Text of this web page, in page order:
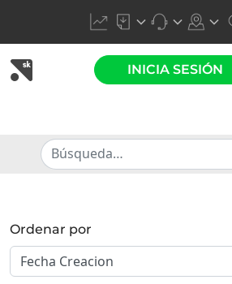
INICIA SESIÓN
Ordenar por